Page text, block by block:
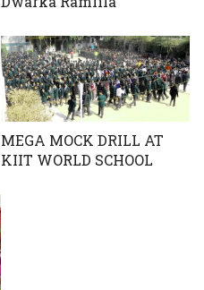
MEGA MOCK DRILL AT
KIIT WORLD SCHOOL